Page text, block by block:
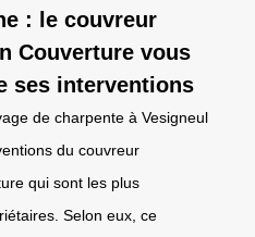
: le couvreur
Couverture vous
ses interventions
de charpente à Vesigneul
du couvreur
qui sont les plus
Selon eux, ce